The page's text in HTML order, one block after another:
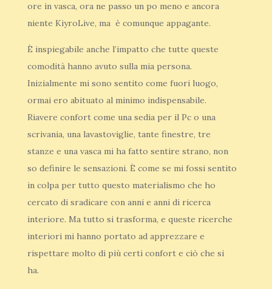
ore in vasca, ora ne passo un po meno e ancora
niente KiyroLive, ma è comunque appagante.
È inspiegabile anche l’impatto che tutte queste
comodità hanno avuto sulla mia persona.
Inizialmente mi sono sentito come fuori luogo,
ormai ero abituato al minimo indispensabile.
Riavere confort come una sedia per il Pc o una
scrivania, una lavastoviglie, tante finestre, tre
stanze e una vasca mi ha fatto sentire strano, non
so definire le sensazioni. È come se mi fossi sentito
in colpa per tutto questo materialismo che ho
cercato di sradicare con anni e anni di ricerca
interiore. Ma tutto si trasforma, e queste ricerche
interiori mi hanno portato ad apprezzare e
rispettare molto di più certi confort e ciò che si
ha.